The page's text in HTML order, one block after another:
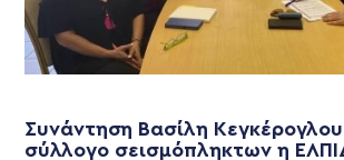
Συνάντηση Βασίλη
σύλλογο σεισμόπληκτων η